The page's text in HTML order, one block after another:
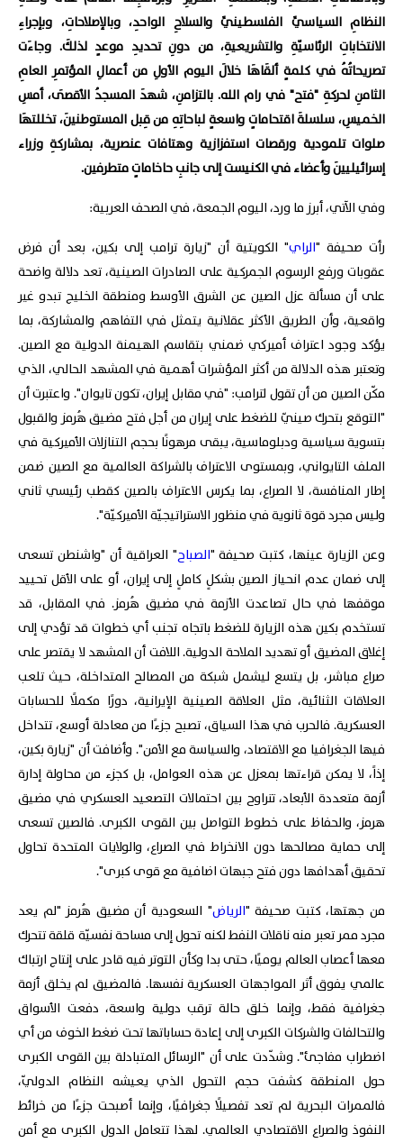
النظامِ السياسيِّ الفلسطينيِّ والسلاحِ الواحدِ، وبالإصلاحاتِ، وبإجراءِ
الانتخاباتِ الرئاسيّةِ والتشريعيةِ، من دونِ تحديدِ موعدٍ لذلكَ. وجاءَت
تصريحاتُهُ في كلمةٍ ألقَاهَا خلالَ اليوم الأولِ من أعمالِ المؤتمرِ العامِ
الثامنِ لحركةِ "فتح" في رام الله. بالتزامنِ، شهدَ المسجدُ الأقصَى، أمسِ
الخميسِ، سلسلةَ اقتحاماتٍ واسعةٍ لباحاتِهِ من قِبل المستوطنينَ، تخللتهَا
صلوات تلمودية ورقصات استفزازية وهتافات عنصرية، بمشاركةِ وزراء
إسرائيليينَ وأعضاء في الكنيست إلى جانبِ حاخاماتٍ متطرفين.
وفي الآتي، أبرز ما ورد، اليوم الجمعة، في الصحف العربية:
رأت صحيفة "الراي" الكويتية أن "زيارة ترامب إلى بكين، بعد أن فرض
عقوبات ورفع الرسوم الجمركية على الصادرات الصينية، تعد دلالة واضحة
على أن مسألة عزل الصين عن الشرق الأوسط ومنطقة الخليج تبدو غير
واقعية، وأن الطريق الأكثر عقلانية يتمثل في التفاهم والمشاركة، بما
يؤكد وجود اعتراف أميركي ضمني بتقاسم الهيمنة الدولية مع الصين.
وتعتبر هذه الدلالة من أكثر المؤشرات أهمية في المشهد الحالي، الذي
مكّن الصين من أن تقول لترامب: "في مقابل إيران، تكون تايوان". واعتبرت أن
"التوقع بتحرك صينيّ للضغط على إيران من أجل فتح مضيق هُرمز والقبول
بتسوية سياسية ودبلوماسية، يبقى مرهونًا بحجم التنازلات الأميركية في
الملف التايواني، وبمستوى الاعتراف بالشراكة العالمية مع الصين ضمن
إطار المنافسة، لا الصراع، بما يكرس الاعتراف بالصين كقطب رئيسي ثاني
وليس مجرد قوة ثانوية في منظور الاستراتيجيّة الأميركيّة".
وعن الزيارة عينها، كتبت صحيفة "الصباح" العراقية أن "واشنطن تسعى
إلى ضمان عدم انحياز الصين بشكلٍ كاملٍ إلى إيران، أو على الأقل تحييد
موقفها في حال تصاعدت الأزمة في مضيق هُرمز. في المقابل، قد
تستخدم بكين هذه الزيارة للضغط باتجاه تجنب أي خطوات قد تؤدي إلى
إغلاق المضيق أو تهديد الملاحة الدولية. اللافت أن المشهد لا يقتصر على
صراع مباشر، بل يتسع ليشمل شبكة من المصالح المتداخلة، حيث تلعب
العلاقات الثنائية، مثل العلاقة الصينية الإيرانية، دورًا مكملًا للحسابات
العسكرية. فالحرب في هذا السياق، تصبح جزءًا من معادلة أوسع، تتداخل
فيها الجغرافيا مع الاقتصاد، والسياسة مع الأمن". وأضافت أن "زيارة بكين،
إذاً، لا يمكن قراءتها بمعزل عن هذه العوامل، بل كجزء من محاولة إدارة
أزمة متعددة الأبعاد، تتراوح بين احتمالات التصعيد العسكري في مضيق
هرمز، والحفاظ على خطوط التواصل بين القوى الكبرى. فالصين تسعى
إلى حماية مصالحها دون الانخراط في الصراع، والولايات المتحدة تحاول
تحقيق أهدافها دون فتح جبهات اضافية مع قوى كبرى".
من جهتها، كتبت صحيفة "الرياض" السعودية أن مضيق هُرمز "لم يعد
مجرد ممر تعبر منه ناقلات النفط لكنه تحول إلى مساحة نفسيّة قلقة تتحرك
معها أعصاب العالم يوميًا، حتى بدا وكأن التوتر فيه قادر على إنتاج ارتباك
عالمي يفوق أثر المواجهات العسكرية نفسها. فالمضيق لم يخلق أزمة
جغرافية فقط، وإنما خلق حالة ترقب دولية واسعة، دفعت الأسواق
والتحالفات والشركات الكبرى إلى إعادة حساباتها تحت ضغط الخوف من أي
اضطراب مفاجئ". وشدّدت على أن "الرسائل المتبادلة بين القوى الكبرى
حول المنطقة كشفت حجم التحول الذي يعيشه النظام الدوليّ،
فالممرات البحرية لم تعد تفصيلًا جغرافيًا، وإنما أصبحت جزءًا من خرائط
النفوذ والصراع الاقتصادي العالمي. لهذا تتعامل الدول الكبرى مع أمن